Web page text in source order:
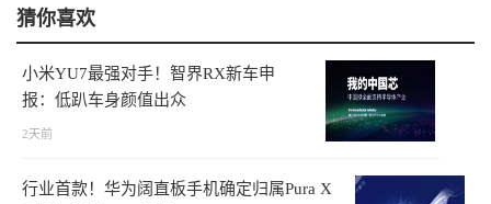
猜你喜欢
小米YU7最强对手！智界RX新车申
报：低趴车身颜值出众
2天前
行业首款！华为阔直板手机确定归属Pura X